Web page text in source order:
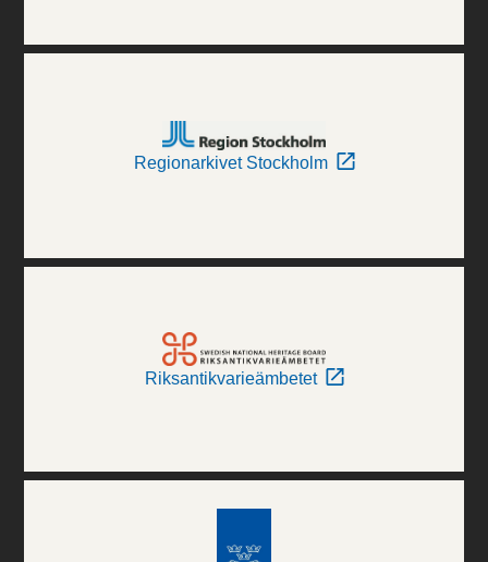
Regionarkivet Stockholm
Riksantikvarieämbetet